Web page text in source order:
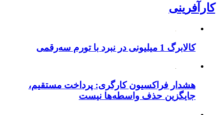
کارآفرینی
کالابرگ 1 میلیونی در نبرد با تورم سه‌رقمی
هشدار فراکسیون کارگری: پرداخت مستقیم،
جایگزین حذف واسطه‌ها نیست